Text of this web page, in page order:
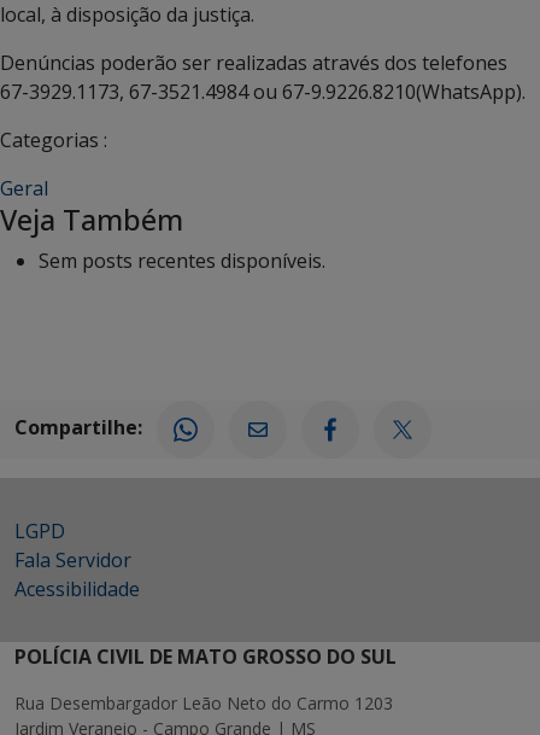
local, à disposição da justiça.
Denúncias poderão ser realizadas através dos telefones
67-3929.1173, 67-3521.4984 ou 67-9.9226.8210(WhatsApp).
Categorias :
Geral
Veja Também
Sem posts recentes disponíveis.
Compartilhe:
LGPD
Fala Servidor
Acessibilidade
POLÍCIA CIVIL DE MATO GROSSO DO SUL
Rua Desembargador Leão Neto do Carmo 1203
Jardim Veraneio - Campo Grande | MS